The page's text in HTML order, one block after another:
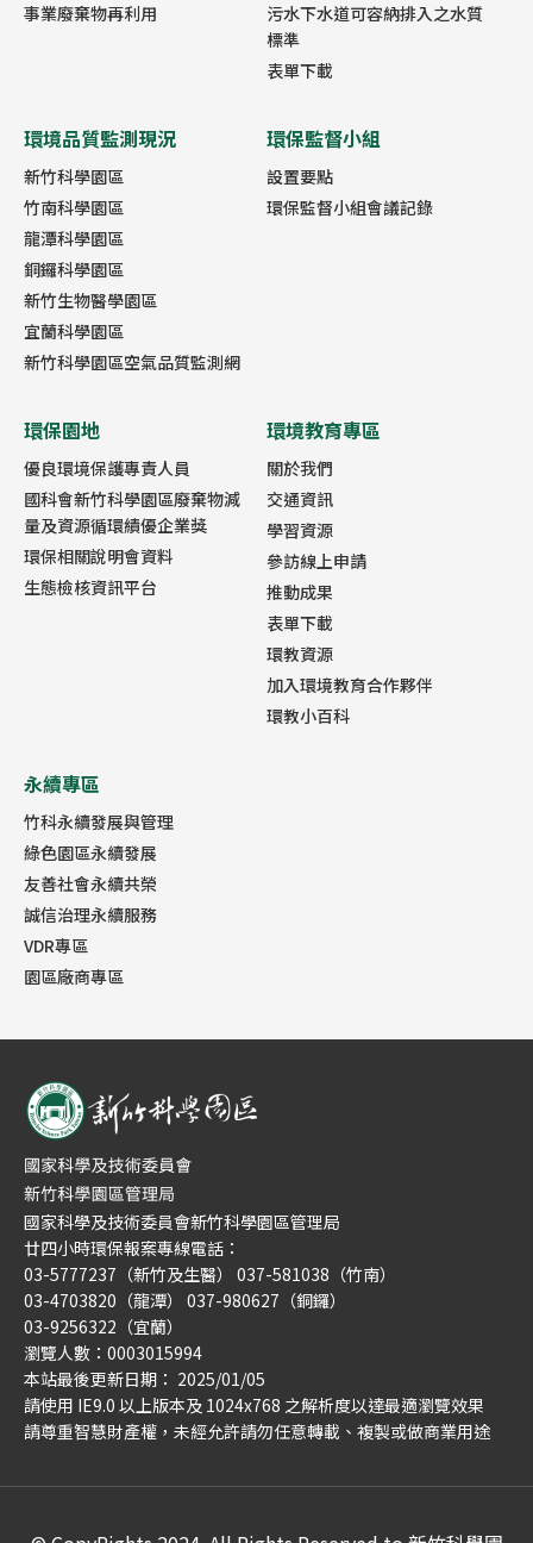
事業廢棄物再利用
污水下水道可容納排入之水質
標準
表單下載
環境品質監測現況
新竹科學園區
竹南科學園區
龍潭科學園區
銅鑼科學園區
新竹生物醫學園區
宜蘭科學園區
新竹科學園區空氣品質監測網
環保監督小組
設置要點
環保監督小組會議記錄
環保園地
優良環境保護專責人員
國科會新竹科學園區廢棄物減
量及資源循環績優企業獎
環保相關說明會資料
生態檢核資訊平台
環境教育專區
關於我們
交通資訊
學習資源
參訪線上申請
推動成果
表單下載
環教資源
加入環境教育合作夥伴
環教小百科
永續專區
竹科永續發展與管理
綠色園區永續發展
友善社會永續共榮
誠信治理永續服務
VDR專區
園區廠商專區
國家科學及技術委員會新竹科學園區管理局
廿四小時環保報案專線電話：
03-5777237（新竹及生醫） 037-581038（竹南）
03-4703820（龍潭） 037-980627（銅鑼）
03-9256322（宜蘭）
瀏覽人數：0003015994
本站最後更新日期： 2025/01/05
請使用 IE9.0 以上版本及 1024x768 之解析度以達最適瀏覽效果
請尊重智慧財產權，未經允許請勿任意轉載、複製或做商業用途